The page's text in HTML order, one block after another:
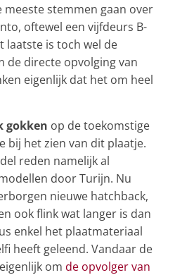
stemmen gaan over
oftewel een vijfdeurs B-
laatste is toch wel de
de directe opvolging van
eigenlijk dat het om heel
gokken op de toekomstige
bij het zien van dit plaatje.
reden namelijk al
door Turijn. Nu
nieuwe hatchback,
ook flink wat langer is dan
enkel het plaatmateriaal
heeft geleend. Vandaar de
om de opvolger van